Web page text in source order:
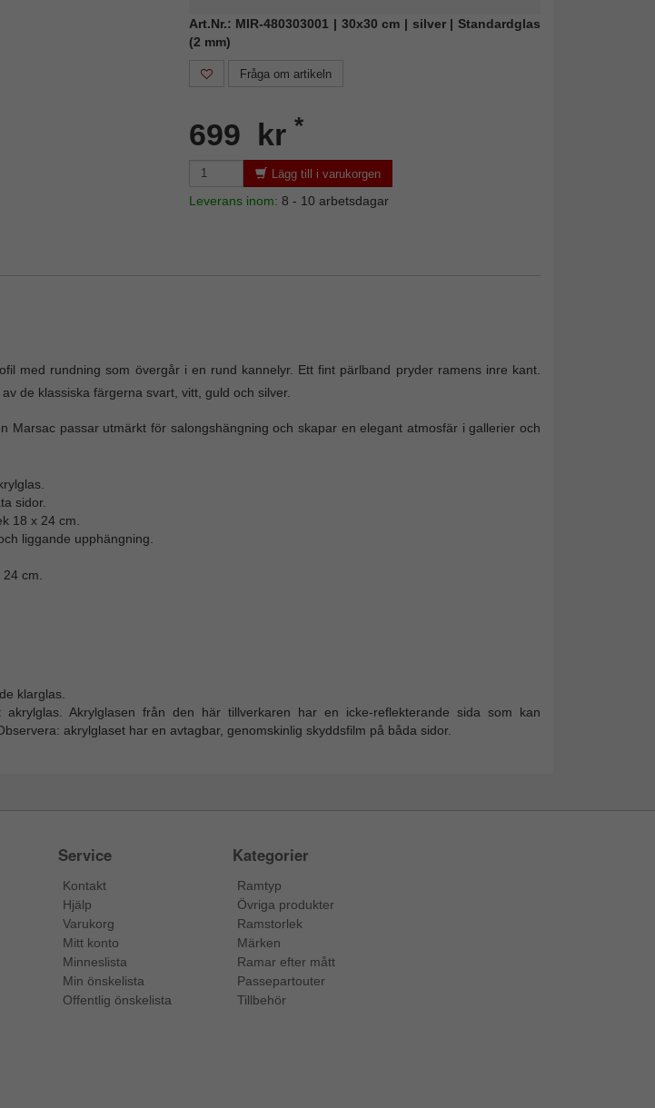
Art.Nr.: MIR-480303001 | 30x30 cm | silver | Standardglas
(2 mm)
Fråga om artikeln
699 kr *
Lägg till i varukorgen
Leverans inom: 8 - 10 arbetsdagar
med rundning som övergår i en rund kannelyr. Ett fint pärlband pryder ramens inre kant.
de klassiska färgerna svart, vitt, guld och silver.
Marsac passar utmärkt för salongshängning och skapar en elegant atmosfär i gallerier och
sidor.
18 x 24 cm.
liggande upphängning.
cm.
klarglas.
Akrylglasen från den här tillverkaren har en icke-reflekterande sida som kan
akrylglaset har en avtagbar, genomskinlig skyddsfilm på båda sidor.
Service
Kontakt
Hjälp
Varukorg
Mitt konto
Minneslista
Min önskelista
Offentlig önskelista
Kategorier
Ramtyp
Övriga produkter
Ramstorlek
Märken
Ramar efter mått
Passepartouter
Tillbehör